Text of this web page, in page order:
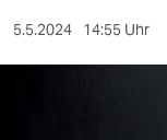
sport
5.5.2024 14:55 Uhr